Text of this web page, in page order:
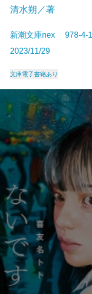
清水朔／著
新潮文庫nex 978-
2023/11/29
文庫電子書籍あり